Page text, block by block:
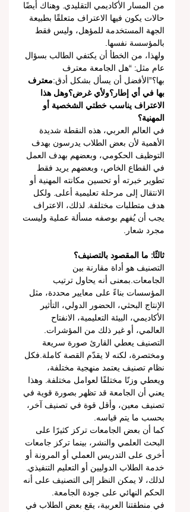
من المسار الأكاديمي التقليدي. وهناك أيضًا
حالات يكون فيها الاعتراف متعلقًا بطبيعة
الجهة المستخدمة للمؤهل، وليس فقط
بالمؤسسة نفسها.
ولهذا، من الخطأ أن يكتفي الطالب بسؤال
عام مثل: “هل الجامعة معترف
بها؟”الأفضل أن يسأل بشكل أدق:معترف
بها في أي إطار؟ولأي غرض؟وهل هذا
الاعتراف يناسب خطتي الشخصية أو
المهنية؟
في العالم العربي، هذه النقطة شديدة
الأهمية لأن بعض الطلاب يدرسون بهدف
التوظيف الحكومي، وبعضهم بهدف العمل
في القطاع الخاص، وبعضهم يريد فقط
تطوير خبرته أو تحسين مكانته المهنية أو
الانتقال إلى مرحلة تعليمية أعلى. ولكل
هدف متطلبات مختلفة. لذلك، الاعتراف
يجب أن يُفهم بوصفه مسألة عملية وليست
مجرد شعار.
ثالثًا: ما المقصود بالتصنيف؟
التصنيف هو أداة مقارنة بين
الجامعات.بمعنى أنه يحاول ترتيب
المؤسسات بناءً على معايير محددة، مثل
الإنتاج البحثي، الحضور الدولي، التأثير
الأكاديمي، البيئة التعليمية، الانفتاح
العالمي، أو غير ذلك من المؤشرات.
التصنيف يعطي القارئ صورة سريعة
ومختصرة، لكنه لا يقدّم القصة كاملة.فكل
نظام تصنيف يعتمد منهجية مختلفة،
ويعطي وزنًا مختلفًا لعوامل مختلفة. وهذا
يعني أن الجامعة قد تظهر بصورة قوية في
تصنيف معين، وأقل قوة في تصنيف آخر،
بحسب ما يتم قياسه.
كما أن بعض الجامعات تركز كثيرًا على
البحث العلمي والنشر، بينما تركز جامعات
أخرى على التدريس العملي أو المرونة أو
خدمة الطلاب الدوليين أو التعليم التنفيذي.
لذلك، لا يمكن النظر إلى التصنيف على أنه
الحكم النهائي على جودة الجامعة.
في منطقتنا العربية، يقع بعض الطلاب في